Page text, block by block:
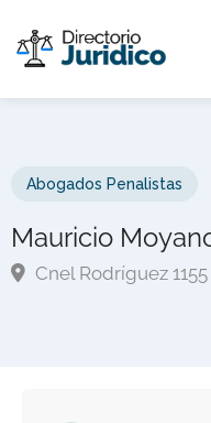
Abogados Penalistas
Mauricio
Cnel Rodríguez 1155